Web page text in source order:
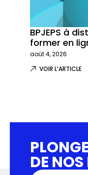
BPJEPS à
former en
août 4, 2026
VOIR L’ARTICLE
DE